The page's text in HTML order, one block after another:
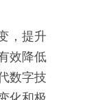
，提升
效降低
数字技